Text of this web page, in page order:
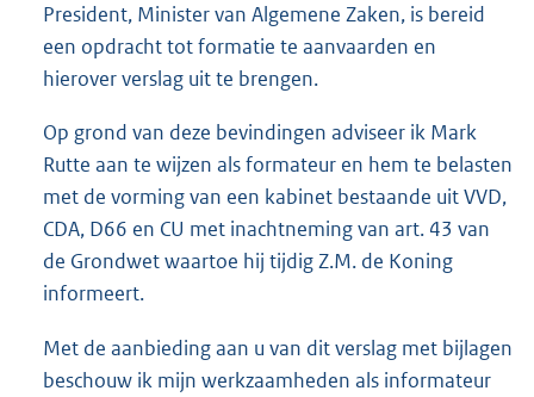
President, Minister van Algemene Zaken, is bereid
een opdracht tot formatie te aanvaarden en
hierover verslag uit te brengen.
Op grond van deze bevindingen adviseer ik Mark
Rutte aan te wijzen als formateur en hem te belasten
met de vorming van een kabinet bestaande uit VVD,
CDA, D66 en CU met inachtneming van art. 43 van
de Grondwet waartoe hij tijdig Z.M. de Koning
informeert.
Met de aanbieding aan u van dit verslag met bijlagen
beschouw ik mijn werkzaamheden als informateur